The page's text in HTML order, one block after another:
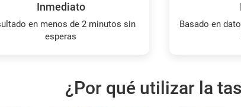
Inmediato
esperas
Basado en datos mercado y tasaciones
¿Por qué utilizar la